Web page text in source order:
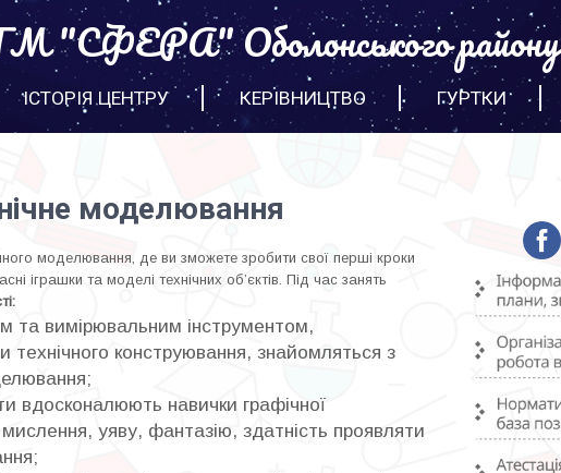
"СФЕРА" Оболонського району
ІСТОРІЯ ЦЕНТРУ КЕРІВНИЦТВО ГУРТКИ
моделювання
моделювання, де ви зможете зробити свої перші кроки
іграшки та моделі технічних об’єктів. Під час занять
та вимірювальним інструментом,
конструювання, знайомляться з
вдосконалюють навички графічної
уяву, фантазію, здатність проявляти